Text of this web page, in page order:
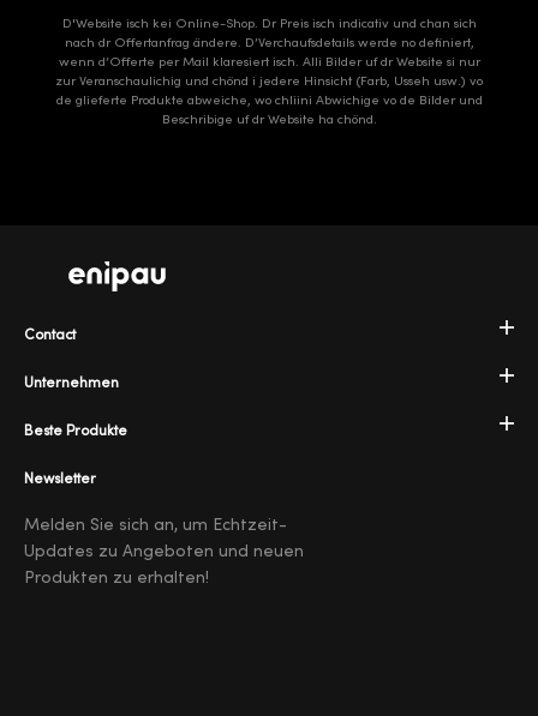
D'Website isch kei Online-Shop. Dr Preis isch indicativ und chan sich
nach dr Offertanfrag ändere. D’Verchaufsdetails werde no definiert,
wenn d’Offerte per Mail klaresiert isch. Alli Bilder uf dr Website si nur
zur Veranschaulichig und chönd i jedere Hinsicht (Farb, Usseh usw.) vo
de glieferte Produkte abweiche, wo chliini Abwichige vo de Bilder und
Beschribige uf dr Website ha chönd.
Unternehmen
Beste Produkte
Contact
Newsletter
Melden Sie sich an, um Echtzeit-
Updates zu Angeboten und neuen
Produkten zu erhalten!